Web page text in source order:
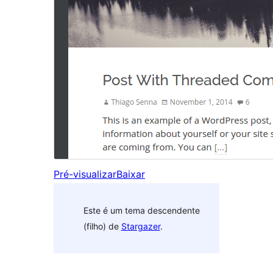
Pré-visualizarBaixar
Este é um tema descendente
(filho) de Stargazer.